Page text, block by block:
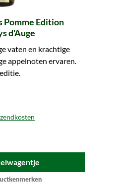
Pomme Edition
d'Auge
vaten en krachtige
appelnoten ervaren.